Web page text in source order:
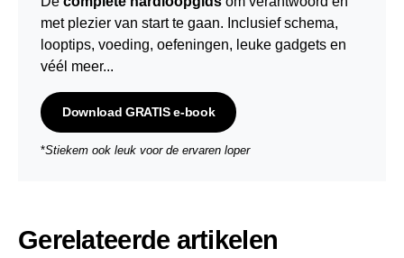
met plezier van start te gaan. Inclusief schema,
looptips, voeding, oefeningen, leuke gadgets en
véél meer...
Download GRATIS e-book
*Stiekem ook leuk voor de ervaren loper
Gerelateerde artikelen